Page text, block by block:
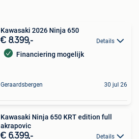
Kawasaki 2026 Ninja 650
€ 8.399,- Details
Financiering mogelijk
Geraardsbergen 30 jul 26
Kawasaki Ninja 650 KRT edition full
akrapovic
€ 6.399,- Details